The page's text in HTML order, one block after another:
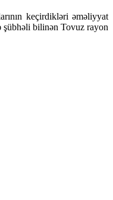
keçirdikləri əməliyyat
şübhəli bilinən Tovuz rayon